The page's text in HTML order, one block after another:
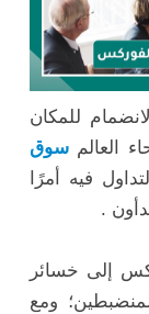
للمكان
العالمسوق
فيه أمرًا
.
إلى خسائر
ومع